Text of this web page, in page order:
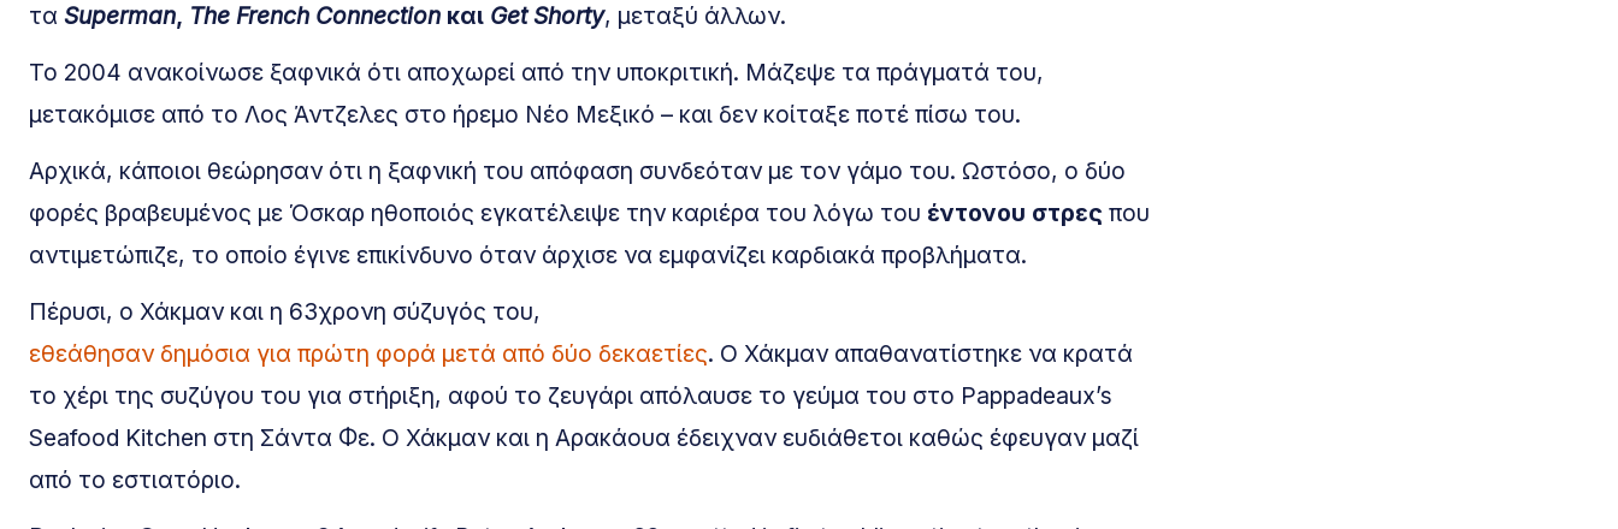
τα Superman, The French Connection και Get Shorty, μεταξύ άλλων.
Το 2004 ανακοίνωσε ξαφνικά ότι αποχωρεί από την υποκριτική. Μάζεψε τα πράγματά του,
μετακόμισε από το Λος Άντζελες στο ήρεμο Νέο Μεξικό – και δεν κοίταξε ποτέ πίσω του.
Αρχικά, κάποιοι θεώρησαν ότι η ξαφνική του απόφαση συνδεόταν με τον γάμο του. Ωστόσο, ο δύο
φορές βραβευμένος με Όσκαρ ηθοποιός εγκατέλειψε την καριέρα του λόγω του έντονου στρες που
αντιμετώπιζε, το οποίο έγινε επικίνδυνο όταν άρχισε να εμφανίζει καρδιακά προβλήματα.
Πέρυσι, ο Χάκμαν και η 63χρονη σύζυγός του,
εθεάθησαν δημόσια για πρώτη φορά μετά από δύο δεκαετίες. Ο Χάκμαν απαθανατίστηκε να κρατά
το χέρι της συζύγου του για στήριξη, αφού το ζευγάρι απόλαυσε το γεύμα του στο Pappadeaux’s
Seafood Kitchen στη Σάντα Φε. Ο Χάκμαν και η Αρακάουα έδειχναν ευδιάθετοι καθώς έφευγαν μαζί
από το εστιατόριο.